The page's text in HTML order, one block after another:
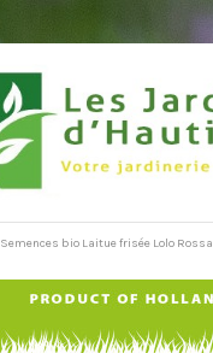
Semences bio Laitue frisée Lolo Rossa